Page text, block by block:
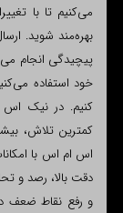
می‌کنیم تا با
بهره‌مند شوید.
پیچیدگی انجام
خود استفاده
کمترین تلاش،
اس ام اس با
دقت بالا، رصد و
و رفع نقاط ضعف